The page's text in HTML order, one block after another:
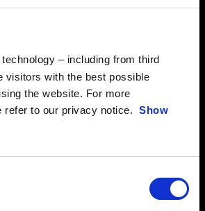
– including from third
visitors with the best possible
the website. For more
refer to our privacy notice. Show
týmu již během premiérové sezony